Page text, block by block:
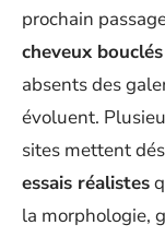
prochain
cheveux bouclés
absents des
évoluent.
sites mettent
essais réalistes
la morphologie,